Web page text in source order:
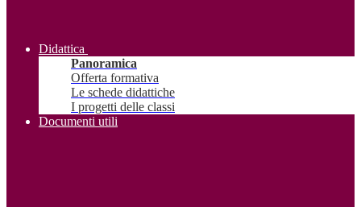
Didattica
Panoramica
Offerta formativa
Le schede didattiche
I progetti delle classi
Documenti utili